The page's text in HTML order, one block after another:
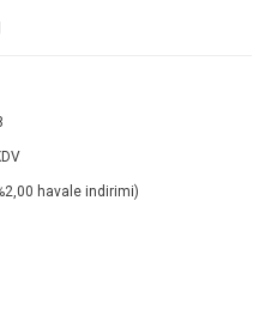
havale indirimi)